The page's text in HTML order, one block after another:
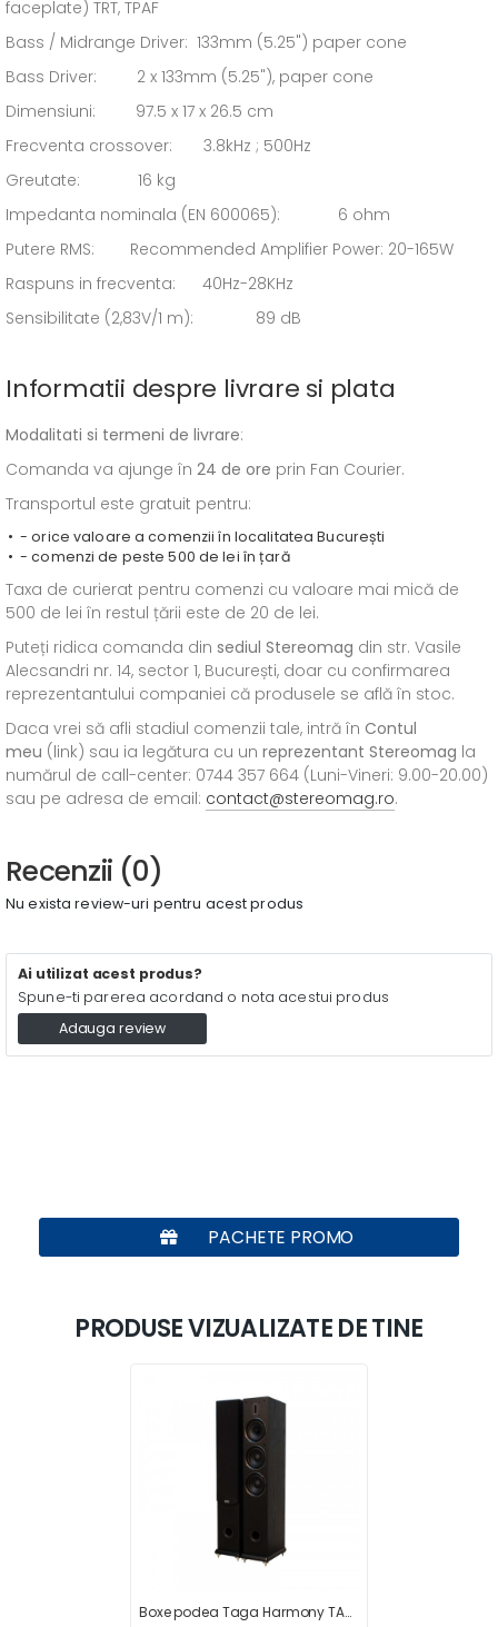
faceplate) TRT, TPAF
Bass / Midrange Driver: 133mm (5.25") paper cone
Bass Driver: 2 x 133mm (5.25"), paper cone
Dimensiuni: 97.5 x 17 x 26.5 cm
Frecventa crossover: 3.8kHz ; 500Hz
Greutate: 16 kg
Impedanta nominala (EN 600065): 6 ohm
Putere RMS: Recommended Amplifier Power: 20-165W
Raspuns in frecventa: 40Hz-28KHz
Sensibilitate (2,83V/1 m): 89 dB
Informatii despre livrare si plata
Modalitati si termeni de livrare:
Comanda va ajunge în 24 de ore prin Fan Courier.
Transportul este gratuit pentru:
- orice valoare a comenzii în localitatea București
- comenzi de peste 500 de lei în țară
Taxa de curierat pentru comenzi cu valoare mai mică de
500 de lei în restul țării este de 20 de lei.
Puteți ridica comanda din sediul Stereomag din str. Vasile
Alecsandri nr. 14, sector 1, București, doar cu confirmarea
reprezentantului companiei că produsele se află în stoc.
Daca vrei să afli stadiul comenzii tale, intră în Contul
meu (link) sau ia legătura cu un reprezentant Stereomag la
numărul de call-center: 0744 357 664 (Luni-Vineri: 9.00-20.00)
sau pe adresa de email: contact@stereomag.ro.
Recenzii (0)
Nu exista review-uri pentru acest produs
Ai utilizat acest produs?
Spune-ti parerea acordand o nota acestui produs
Adauga review
PACHETE PROMO
PRODUSE VIZUALIZATE DE TINE
Boxe podea Taga Harmony TAV-906F